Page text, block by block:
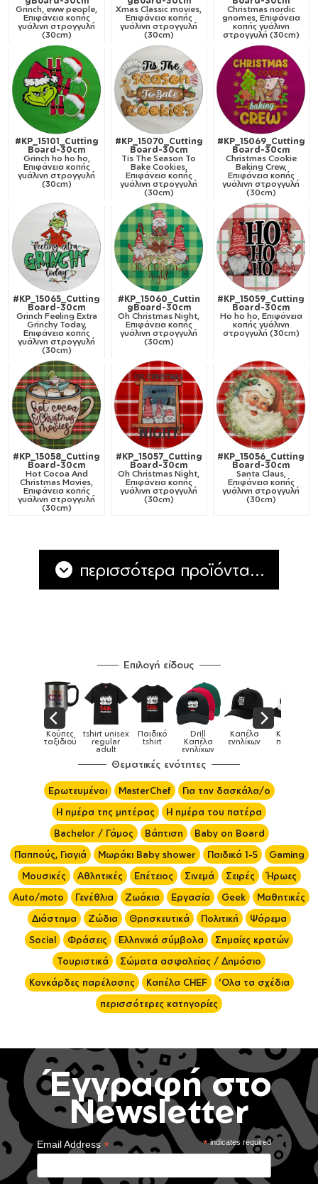
Grinch, eww people,
Επιφάνεια κοπής
γυάλινη στρογγυλή
(30cm)
Xmas Classic movies,
Επιφάνεια κοπής
γυάλινη στρογγυλή
(30cm)
Christmas nordic
gnomes, Επιφάνεια
κοπής γυάλινη
στρογγυλή (30cm)
#KP_15101_Cutting
Board-30cm
Grinch ho ho ho,
Επιφάνεια κοπής
γυάλινη στρογγυλή
(30cm)
#KP_15070_Cutting
Board-30cm
Tis The Season To
Bake Cookies,
Επιφάνεια κοπής
γυάλινη στρογγυλή
(30cm)
#KP_15069_Cutting
Board-30cm
Christmas Cookie
Baking Crew,
Επιφάνεια κοπής
γυάλινη στρογγυλή
(30cm)
#KP_15065_Cutting
Board-30cm
Grinch Feeling Extra
Grinchy Today,
Επιφάνεια κοπής
γυάλινη στρογγυλή
(30cm)
#KP_15060_Cuttin
gBoard-30cm
Oh Christmas Night,
Επιφάνεια κοπής
γυάλινη στρογγυλή
(30cm)
#KP_15059_Cutting
Board-30cm
Ho ho ho, Επιφάνεια
κοπής γυάλινη
στρογγυλή (30cm)
#KP_15058_Cutting
Board-30cm
Hot Cocoa And
Christmas Movies,
Επιφάνεια κοπής
γυάλινη στρογγυλή
(30cm)
#KP_15057_Cutting
Board-30cm
Oh Christmas Night,
Επιφάνεια κοπής
γυάλινη στρογγυλή
(30cm)
#KP_15056_Cutting
Board-30cm
Santa Claus,
Επιφάνεια κοπής
γυάλινη στρογγυλή
(30cm)
περισσότερα προϊόντα...
Επιλογή είδους
Παιδικό Drill
Καπέλα
Καπέλα
ενηλίκων
Καπέλα
παιδικά Κούπες Κούπες
ειδικές
Θεματικές ενότητες
Ερωτευμένοι MasterChef
Για την δασκάλα/ο
Η ημέρα της μητέρας
Η ημέρα του πατέρα
Bachelor / Γάμος
Βάπτιση
Baby on Board
Παππούς, Γιαγιά
Μωράκι Baby shower Παιδικά 1-5
Gaming
Μουσικές
Αθλητικές Επέτειος Σινεμά Σειρές
Ήρωες
Auto/moto
Γενέθλια Ζωάκια Εργασία Geek
Μαθητικές
Διάστημα
Ζώδια Θρησκευτικά Πολιτική
Ψάρεμα
Social
Φράσεις Ελληνικά σύμβολα
Σημαίες κρατών
Τουριστικά
Σώματα ασφαλείας / Δημόσιο
Κονκάρδες παρέλασης
Καπέλα CHEF
'Ολα τα σχέδια
περισσότερες κατηγορίες
Έγγραφή στο
Newsletter
*indicates required
Email Address*